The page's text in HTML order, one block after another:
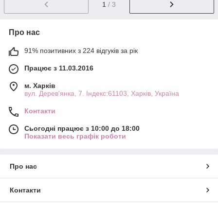
1 / 3
Про нас
91% позитивних з 224 відгуків за рік
Працює з 11.03.2016
м. Харків
вул. Дерев'янка, 7. Індекс:61103, Харків, Україна
Контакти
Сьогодні працює з 10:00 до 18:00
Показати весь графік роботи
Про нас
Контакти